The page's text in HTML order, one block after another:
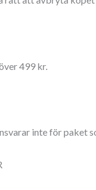
499 kr.
inte för